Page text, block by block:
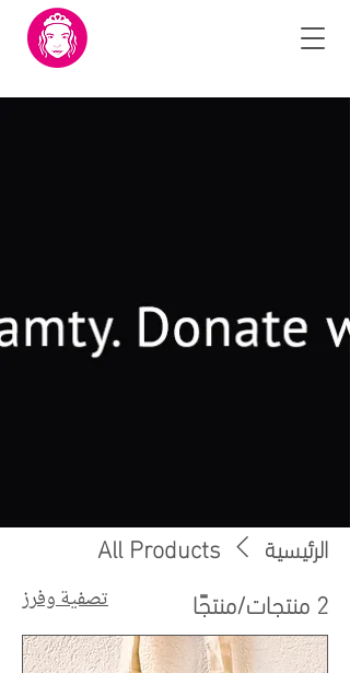
الرئيسية
All Products
2 منتجات/منتجًا
تصفية وفرز